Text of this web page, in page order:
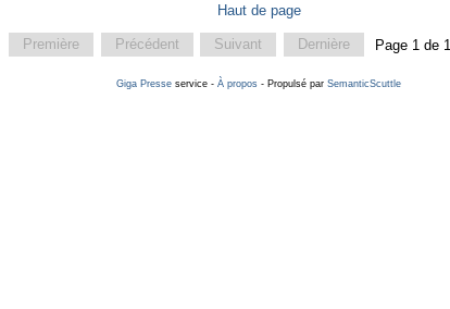
Haut de page
Première Précédent Suivant Dernière Page 1 de 1
Giga Presse service - À propos - Propulsé par SemanticScuttle